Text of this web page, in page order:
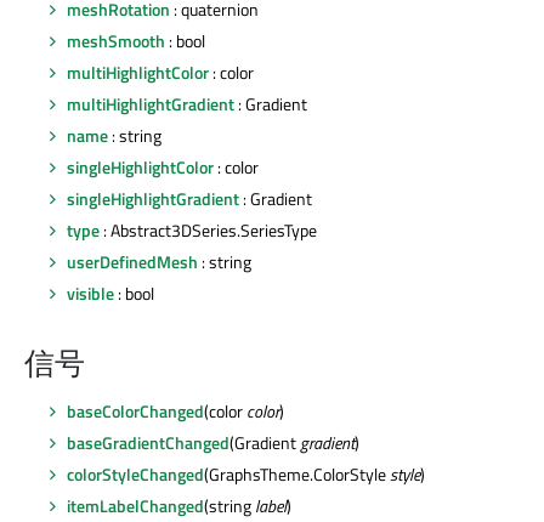
meshRotation : quaternion
meshSmooth : bool
multiHighlightColor: color
multiHighlightGradient: Gradient
name: string
singleHighlightColor: color
singleHighlightGradient: Gradient
type: Abstract3DSeries.SeriesType
userDefinedMesh : string
visible: bool
信号
baseColorChanged(colorcolor)
baseGradientChanged(Gradientgradient)
colorStyleChanged(GraphsTheme.ColorStylestyle)
itemLabelChanged(stringlabel)